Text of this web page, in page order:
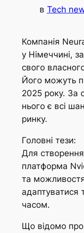
в Tech
Компанія
у Німеччині,
свого
Його можуть
2025 року. За
нього є всі
ринку.
Головні тези:
Для
платформа
та
адаптуватися
часом.
Що відомо про